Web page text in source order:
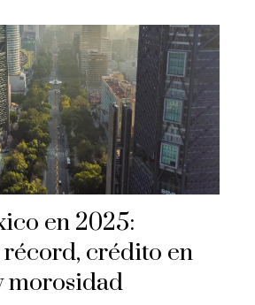
en 2025:
récord, crédito en
morosidad